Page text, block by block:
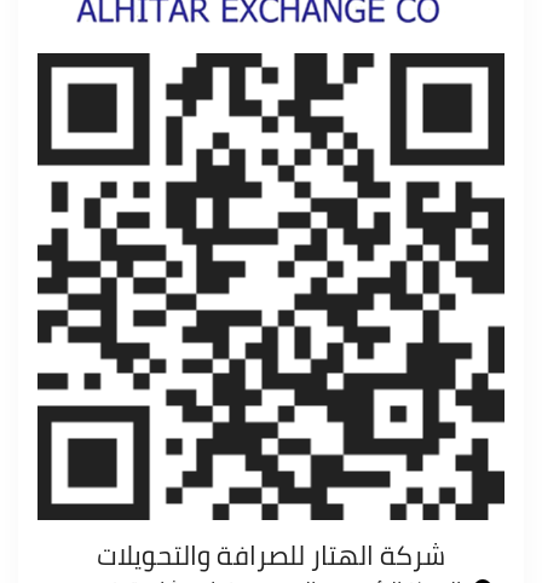
شركة الهتار للصرافة والتحويلات